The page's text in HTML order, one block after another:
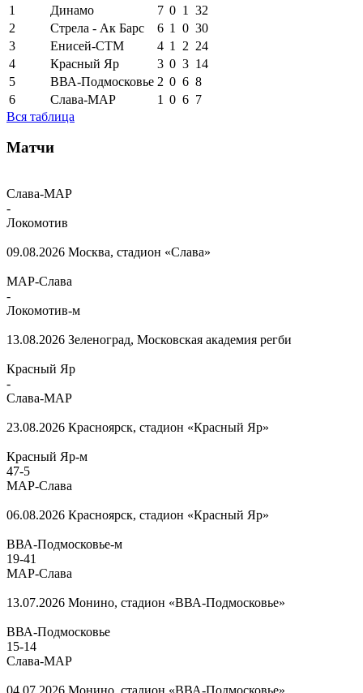
1
Динамо 7 0 1
32
2
Стрела - Ак Барс 6 1 0 30
3
Енисей-СТМ 4 1 2 24
4
Красный Яр 3 0 3 14
5
ВВА-Подмосковье 2 0 6 8
6
Слава-МАР 1 0 6 7
Вся таблица
Матчи
Слава-МАР
-
Локомотив
09.08.2026 Москва, стадион «Слава»
МАР-Слава
-
Локомотив-м
13.08.2026 Зеленоград, Московская академия регби
Красный Яр
-
Слава-МАР
23.08.2026 Красноярск, стадион «Красный Яр»
Красный Яр-м
47-5
МАР-Слава
06.08.2026 Красноярск, стадион «Красный Яр»
ВВА-Подмосковье-м
19-41
МАР-Слава
13.07.2026 Монино, стадион «ВВА-Подмосковье»
ВВА-Подмосковье
15-14
Слава-МАР